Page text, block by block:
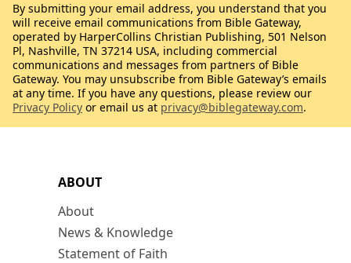
ABOUT
About
News & Knowledge
Statement of Faith
By submitting your email address, you understand that you
will receive email communications from Bible Gateway,
operated by HarperCollins Christian Publishing, 501 Nelson
Pl, Nashville, TN 37214 USA, including commercial
communications and messages from partners of Bible
Gateway. You may unsubscribe from Bible Gateway’s emails
at any time. If you have any questions, please review our
Privacy Policy or email us at privacy@biblegateway.com.